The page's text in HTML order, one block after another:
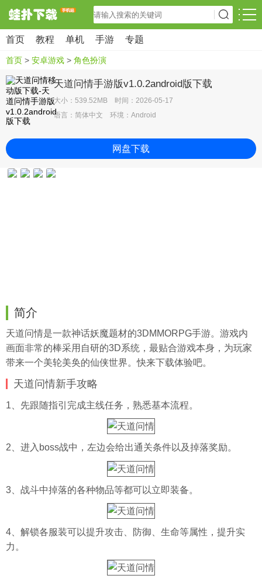
首页 教程 单机 手游 专题
首页 > 安卓游戏 > 角色扮演
天道问情手游版v1.0.2android版下载
大小：539.52MB 时间：2026-05-17
语言：简体中文 环境：Android
网盘下载
简介
天道问情是一款神话妖魔题材的3DMMORPG手游。游戏内
画面非常的棒采用自研的3D系统，最贴合游戏本身，为玩家
带来一个美轮美奂的仙侠世界。快来下载体验吧。
天道问情新手攻略
1、先跟随指引完成主线任务，熟悉基本流程。
2、进入boss战中，左边会给出通关条件以及掉落奖励。
3、战斗中掉落的各种物品等都可以立即装备。
4、解锁各服装可以提升攻击、防御、生命等属性，提升实
力。